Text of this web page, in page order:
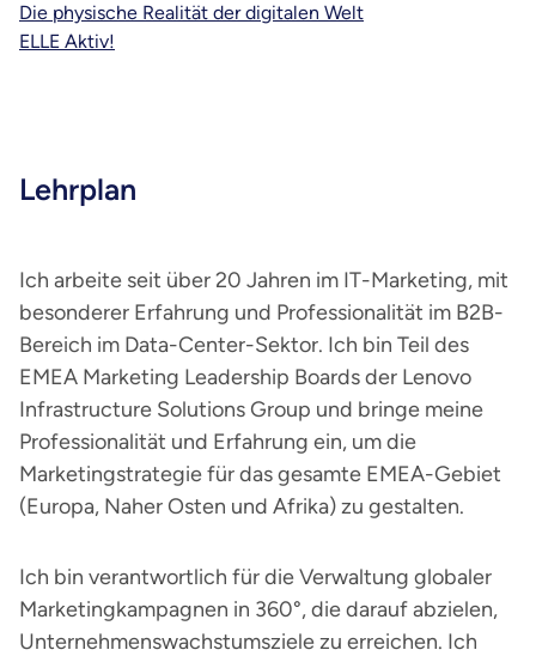
Die physische Realität der digitalen Welt
ELLE Aktiv!
Lehrplan
Ich arbeite seit über 20 Jahren im IT-Marketing, mit
besonderer Erfahrung und Professionalität im B2B-
Bereich im Data-Center-Sektor. Ich bin Teil des
EMEA Marketing Leadership Boards der Lenovo
Infrastructure Solutions Group und bringe meine
Professionalität und Erfahrung ein, um die
Marketingstrategie für das gesamte EMEA-Gebiet
(Europa, Naher Osten und Afrika) zu gestalten.
Ich bin verantwortlich für die Verwaltung globaler
Marketingkampagnen in 360°, die darauf abzielen,
Unternehmenswachstumsziele zu erreichen. Ich